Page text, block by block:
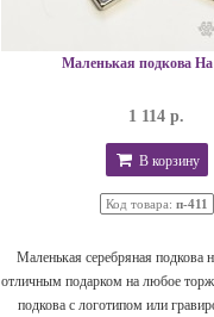
Маленькая подкова На
1 114 р.
В корзину
Код товара: п-411
Маленькая серебряная подкова
отличным подарком на любое
подкова с логотипом или